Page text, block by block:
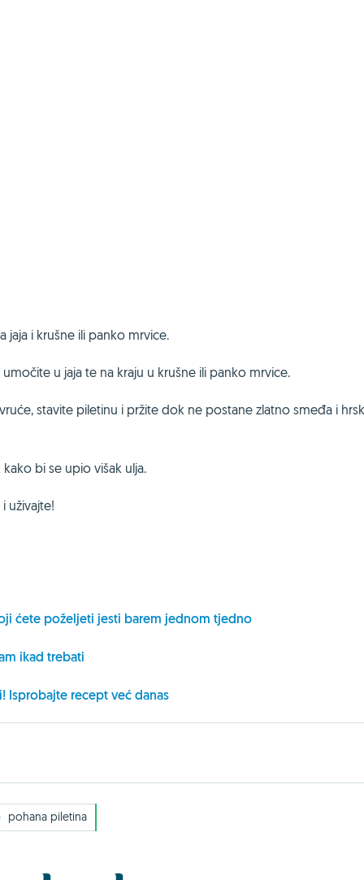
i krušne ili panko mrvice.
u jaja te na kraju u krušne ili panko mrvice.
stavite piletinu i pržite dok ne postane zlatno smeđa i
bi se upio višak ulja.
uživajte!
ćete poželjeti jesti barem jednom tjedno
ikad trebati
Isprobajte recept već danas
pohana piletina